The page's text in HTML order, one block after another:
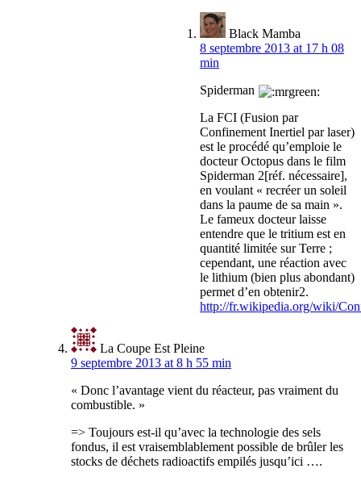
Black Mamba
8 septembre 2013 at 17 h 08
min
Spiderman
La FCI (Fusion par
Confinement Inertiel par laser)
est le procédé qu’emploie le
docteur Octopus dans le film
Spiderman 2[réf. nécessaire],
en voulant « recréer un soleil
dans la paume de sa main ».
Le fameux docteur laisse
entendre que le tritium est en
quantité limitée sur Terre ;
cependant, une réaction avec
le lithium (bien plus abondant)
permet d’en obtenir2.
http://fr.wikipedia.org/wiki/
La Coupe Est Pleine
9 septembre 2013 at 8 h 55 min
« Donc l’avantage vient du réacteur, pas vraiment du
combustible. »
=> Toujours est-il qu’avec la technologie des sels
fondus, il est vraisemblablement possible de brûler les
stocks de déchets radioactifs empilés jusqu’ici ….